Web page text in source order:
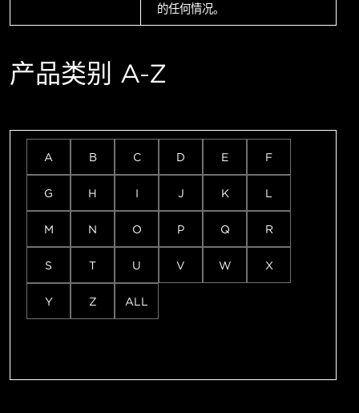
的任何情况。
产品类别 A-Z
A B C D E F
G H I J K L
M N O P Q R
S T U V W X
Y Z ALL